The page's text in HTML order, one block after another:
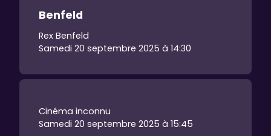
Benfeld
Rex Benfeld
Samedi 20 septembre 2025 à 14:30
Cinéma inconnu
Samedi 20 septembre 2025 à 15:45